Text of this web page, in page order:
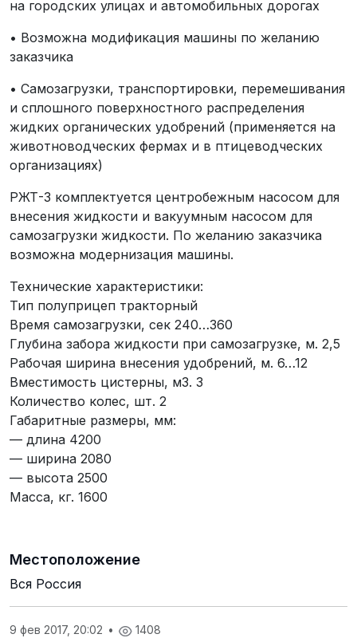
на городских улицах и автомобильных дорогах
• Возможна модификация машины по желанию
заказчика
• Cамозагрузки, транспортировки, перемешивания
и сплошного поверхностного распределения
жидких органических удобрений (применяется на
животноводческих фермах и в птицеводческих
организациях)
РЖТ-3 комплектуется центробежным насосом для
внесения жидкости и вакуумным насосом для
самозагрузки жидкости. По желанию заказчика
возможна модернизация машины.
Технические характеристики:
Тип полуприцеп тракторный
Время самозагрузки, сек 240…360
Глубина забора жидкости при самозагрузке, м. 2,5
Рабочая ширина внесения удобрений, м. 6…12
Вместимость цистерны, м3. 3
Количество колес, шт. 2
Габаритные размеры, мм:
— длина 4200
— ширина 2080
— высота 2500
Масса, кг. 1600
Местоположение
Вся Россия
9 фев 2017, 20:02 • 1408